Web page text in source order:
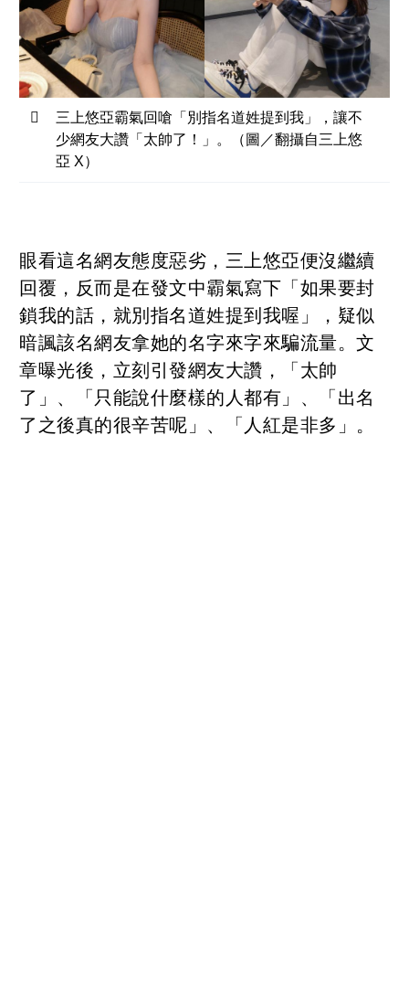
三上悠亞霸氣回嗆「別指名道姓提到我」，讓不
少網友大讚「太帥了！」。（圖／翻攝自三上悠
亞 X）
眼看這名網友態度惡劣，三上悠亞便沒繼續
回覆，反而是在發文中霸氣寫下「如果要封
鎖我的話，就別指名道姓提到我喔」，疑似
暗諷該名網友拿她的名字來字來騙流量。文
章曝光後，立刻引發網友大讚，「太帥
了」、「只能說什麼樣的人都有」、「出名
了之後真的很辛苦呢」、「人紅是非多」。